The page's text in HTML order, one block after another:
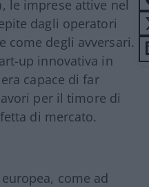
le imprese attive nel
dagli operatori
come degli avversari.
up innovativa in
capace di far
per il timore di
di mercato.
come ad